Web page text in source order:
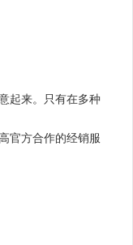
起来。只有在多种
官方合作的经销服